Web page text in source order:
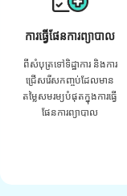
ការធ្វើផែនការព្យាបាល
ពីសំបុត្រទៅទិដ្ឋាការ និងការ
ជ្រើសរើសកញ្ចប់ដែលមាន
តម្លៃសមរម្យបំផុតក្នុងការធ្វើ
ផែនការព្យាបាល